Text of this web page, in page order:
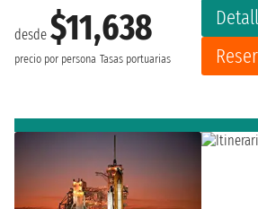
desde $11,638
precio por persona Tasas portuarias